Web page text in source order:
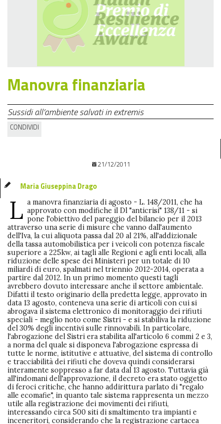
Manovra finanziaria
Sussidi all’ambiente salvati in extremis
CONDIVIDI
21/12/2011
Maria Giuseppina Drago
L a manovra finanziaria di agosto - L. 148/2011, che ha
approvato con modifiche il Dl "anticrisi" 138/11 - si
pone l'obiettivo del pareggio del bilancio per il 2013
attraverso una serie di misure che vanno dall'aumento
dell'Iva, la cui aliquota passa dal 20 al 21%, all'addizionale
della tassa automobilistica per i veicoli con potenza fiscale
superiore a 225kw, ai tagli alle Regioni e agli enti locali, alla
riduzione delle spese dei Ministeri per un totale di 10
miliardi di euro, spalmati nel triennio 2012-2014, operata a
partire dal 2012. In un primo momento questi tagli
avrebbero dovuto interessare anche il settore ambientale.
Difatti il testo originario della predetta legge, approvato in
data 13 agosto, conteneva una serie di articoli con cui si
abrogava il sistema elettronico di monitoraggio dei rifiuti
speciali - meglio noto come Sistri - e si stabiliva la riduzione
del 30% degli incentivi sulle rinnovabili. In particolare,
l'abrogazione del Sistri era stabilita all'articolo 6 commi 2 e 3,
a norma del quale si disponeva l'abrogazione espressa di
tutte le norme, istitutive e attuative, del sistema di controllo
e tracciabilità dei rifiuti che doveva quindi considerarsi
interamente soppresso a far data dal 13 agosto. Tuttavia già
all'indomani dell'approvazione, il decreto era stato oggetto
di feroci critiche, che hanno addirittura parlato di "regalo
alle ecomafie", in quanto tale sistema rappresenta un mezzo
utile alla registrazione dei movimenti dei rifiuti,
interessando circa 500 siti di smaltimento tra impianti e
inceneritori, considerando che la registrazione cartacea